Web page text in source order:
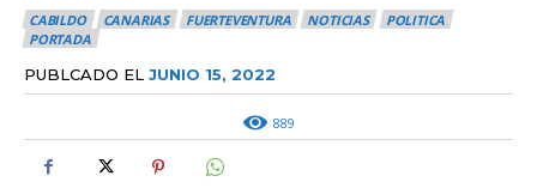
CABILDO CANARIAS FUERTEVENTURA NOTICIAS
POLITICA
PORTADA
PUBLCADO EL JUNIO 15, 2022
889